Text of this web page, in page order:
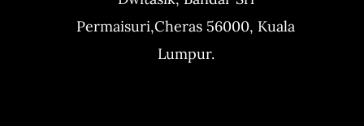
Permaisuri,Cheras 56000, Kuala
Lumpur.